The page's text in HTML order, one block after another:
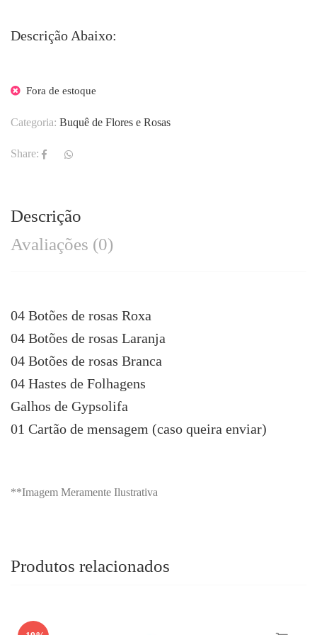
Descrição Abaixo:
Fora de estoque
Categoria: Buquê de Flores e Rosas
Share:
Descrição
Avaliações (0)
04 Botões de rosas Roxa
04 Botões de rosas Laranja
04 Botões de rosas Branca
04 Hastes de Folhagens
Galhos de Gypsolifa
01 Cartão de mensagem (caso queira enviar)
**Imagem Meramente Ilustrativa
Produtos relacionados